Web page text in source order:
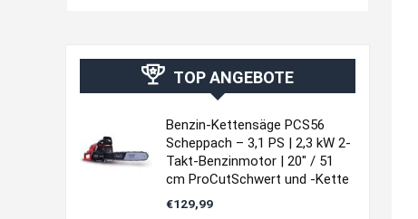
TOP ANGEBOTE
Benzin-Kettensäge PCS56
Scheppach – 3,1 PS | 2,3 kW 2-
Takt-Benzinmotor | 20″ / 51
cm ProCutSchwert und -Kette
€129,99